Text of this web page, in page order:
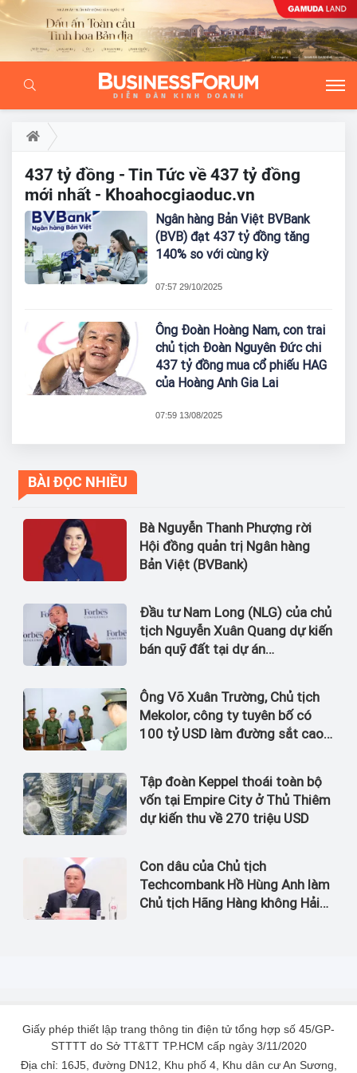
437 tỷ đồng - Tin Tức về 437 tỷ đồng
mới nhất - Khoahocgiaoduc.vn
Ngân hàng Bản Việt BVBank
(BVB) đạt 437 tỷ đồng tăng
140% so với cùng kỳ
07:57 29/10/2025
Ông Đoàn Hoàng Nam, con trai
chủ tịch Đoàn Nguyên Đức chi
437 tỷ đồng mua cổ phiếu HAG
của Hoàng Anh Gia Lai
07:59 13/08/2025
BÀI ĐỌC NHIỀU
Bà Nguyễn Thanh Phượng rời
Hội đồng quản trị Ngân hàng
Bản Việt (BVBank)
Đầu tư Nam Long (NLG) của chủ
tịch Nguyễn Xuân Quang dự kiến
bán quỹ đất tại dự án
Ông Võ Xuân Trường, Chủ tịch
Mekolor, công ty tuyên bố có
100 tỷ USD làm đường sắt cao
Tập đoàn Keppel thoái toàn bộ
vốn tại Empire City ở Thủ Thiêm
dự kiến thu về 270 triệu USD
Con dâu của Chủ tịch
Techcombank Hồ Hùng Anh làm
Chủ tịch Hãng Hàng không Hải
Giấy phép thiết lập trang thông tin điện tử tổng hợp số 45/GP-
STTTT do Sở TT&TT TP.HCM cấp ngày 3/11/2020
Địa chỉ: 16J5, đường DN12, Khu phố 4, Khu dân cư An Sương,